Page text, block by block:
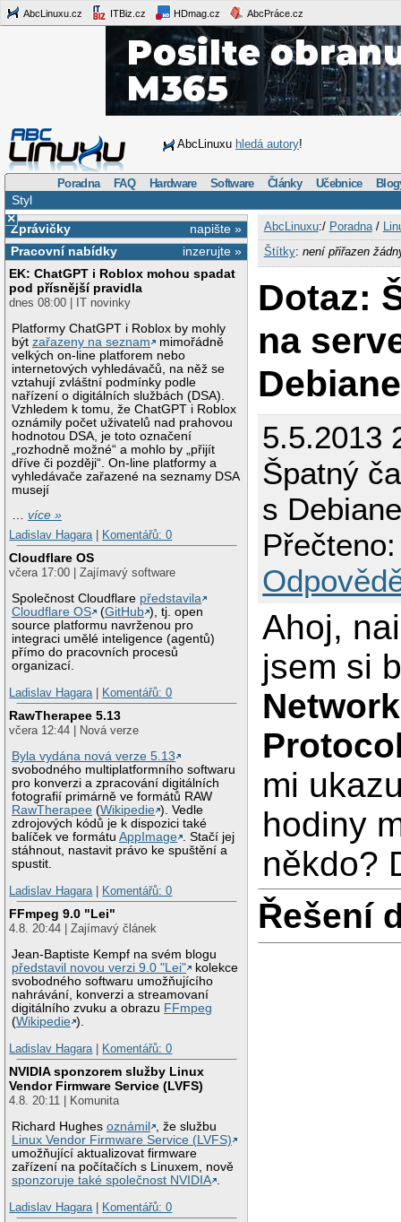
AbcLinuxu.cz ITBiz.cz HDmag.cz AbcPráce.cz
AbcLinuxu hledá autory!
Poradna FAQ Hardware Software Články Učebnice
Styl
×
napište »
Zprávičky
inzerujte »
Pracovní nabídky
EK: ChatGPT i Roblox mohou spadat
pod přísnější pravidla
dnes 08:00 | IT novinky
Platformy ChatGPT i Roblox by mohly
býtzařazeny na seznam
mimořádně
velkých on-line platforem nebo
internetových vyhledávačů, na něž se
vztahují zvláštní podmínky podle
nařízení o digitálních službách (DSA).
Vzhledem k tomu, že ChatGPT i Roblox
oznámily počet uživatelů nad prahovou
hodnotou DSA, je toto označení
„rozhodně možné“ a mohlo by „přijít
dříve či později“. On-line platformy a
vyhledávače zařazené na seznamy DSA
musejí
…více »
Ladislav Hagara
Komentářů: 0
Cloudflare OS
včera 17:00 | Zajímavý software
Společnost Cloudflare představila
Cloudflare OS
(GitHub ), tj. open
source platformu navrženou pro
integraci umělé inteligence (agentů)
přímo do pracovních procesů
organizací.
Ladislav Hagara
Komentářů: 0
RawTherapee 5.13
včera 12:44 | Nová verze
Byla vydána nová verze 5.13
svobodného multiplatformního softwaru
pro konverzi a zpracování digitálních
fotografií primárně ve formátů RAW
RawTherapee (Wikipedie ). Vedle
zdrojových kódů je k dispozici také
balíček ve formátuAppImage . Stačí jej
stáhnout, nastavit právo ke spuštění a
spustit.
Ladislav Hagara
Komentářů: 0
FFmpeg 9.0 "Lei"
4.8. 20:44 | Zajímavý článek
Jean-Baptiste Kempf na svém blogu
představil novou verzi 9.0 "Lei"
kolekce
svobodného softwaru umožňujícího
nahrávání, konverzi a streamovaní
digitálního zvuku a obrazu FFmpeg
(Wikipedie ).
Ladislav Hagara
Komentářů: 0
NVIDIA sponzorem služby Linux
Vendor Firmware Service (LVFS)
4.8. 20:11 | Komunita
Richard Hughesoznámil
, že službu
Linux Vendor Firmware Service (LVFS)
umožňující aktualizovat firmware
zařízení na počítačích s Linuxem, nově
sponzoruje také společnost NVIDIA .
Ladislav Hagara | Komentářů: 0
AbcLinuxu:/ Poradna/
Štítky: není přiřazen
Dotaz:
na
5.5.2013
Špatný
s
Ahoj,
jsem si
mi
hodiny
někdo?
Řešení